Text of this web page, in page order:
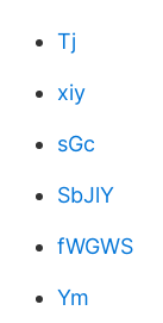
Tj
xiy
sGc
SbJlY
fWGWS
Ym